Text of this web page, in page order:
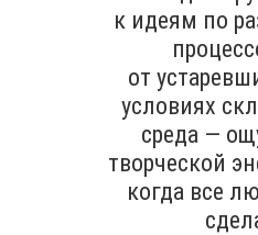
к идеям по
от
условиях
среда —
творческой
когда все